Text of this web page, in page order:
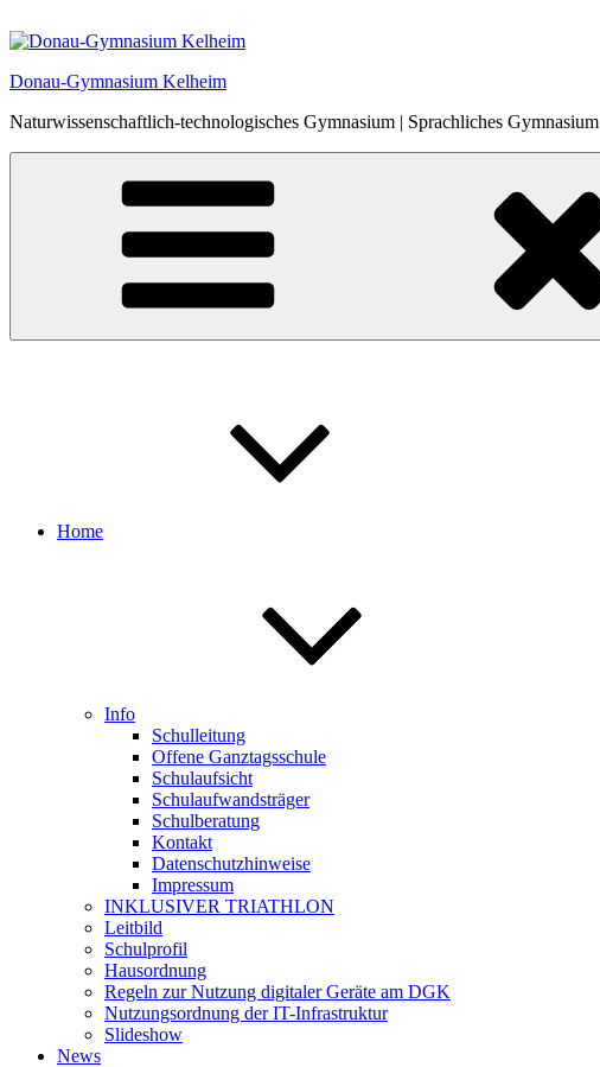
Inhalt
Donau-Gymnasium Kelheim
Naturwissenschaftlich-technologisches Gymnasium | Sprachliches Gymnasium
Home
Info
Schulleitung
Offene Ganztagsschule
Schulaufsicht
Schulaufwandsträger
Schulberatung
Kontakt
Datenschutzhinweise
Impressum
INKLUSIVER TRIATHLON
Leitbild
Schulprofil
Hausordnung
Regeln zur Nutzung digitaler Geräte am DGK
Nutzungsordnung der IT-Infrastruktur
Slideshow
News